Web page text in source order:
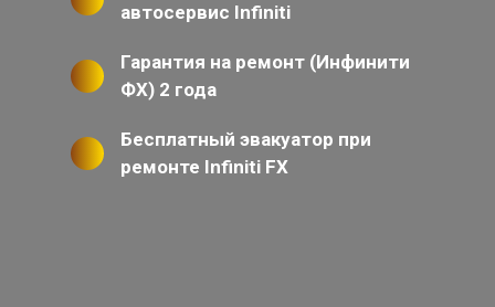
автосервис Infiniti
Гарантия на ремонт (Инфинити
ФХ) 2 года
Бесплатный эвакуатор при
ремонте Infiniti FX